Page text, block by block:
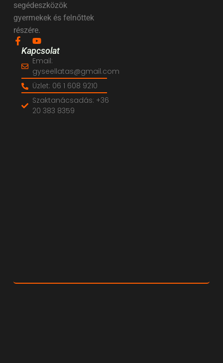
segédeszközök
gyermekek és felnőttek
részére.
Kapcsolat
Email:
gyseellatas@gmail.com
Üzlet: 06 1 608 9210
Szaktanácsadás: +36
20 383 8359